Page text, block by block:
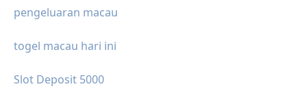
pengeluaran macau
togel macau hari ini
Slot Deposit 5000